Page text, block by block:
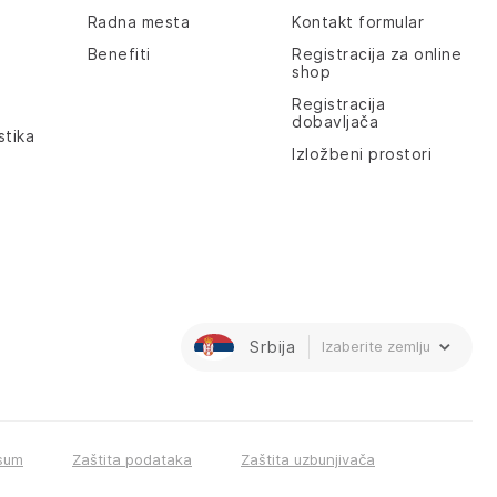
Radna mesta
Benefiti
Kontakt formular
Registracija za online
shop
Registracija
dobavljača
Izložbeni prostori
Srbija Izaberite zemlju
Zaštita podataka
Zaštita uzbunjivača